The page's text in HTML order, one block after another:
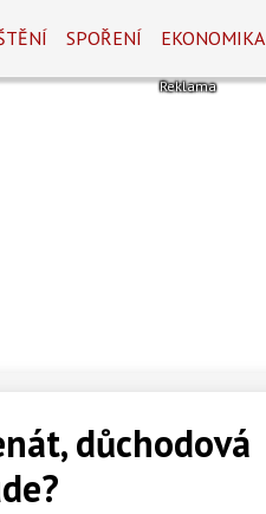
SPOŘENÍ EKONOMIKA
důchodová